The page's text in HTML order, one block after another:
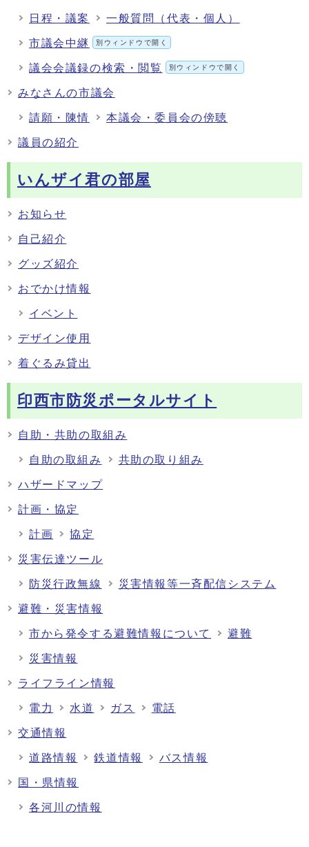
日程・議案 一般質問（代表・個人）
市議会中継 別ウィンドウで開く
議会会議録の検索・閲覧 別ウィンドウで開く
みなさんの市議会
請願・陳情 本議会・委員会の傍聴
議員の紹介
いんザイ君の部屋
お知らせ
自己紹介
グッズ紹介
おでかけ情報
イベント
デザイン使用
着ぐるみ貸出
印西市防災ポータルサイト
自助・共助の取組み
自助の取組み 共助の取り組み
ハザードマップ
計画・協定
計画 協定
災害伝達ツール
防災行政無線 災害情報等一斉配信システム
避難・災害情報
市から発令する避難情報について 避難
災害情報
ライフライン情報
電力 水道 ガス 電話
交通情報
道路情報 鉄道情報 バス情報
国・県情報
各河川の情報